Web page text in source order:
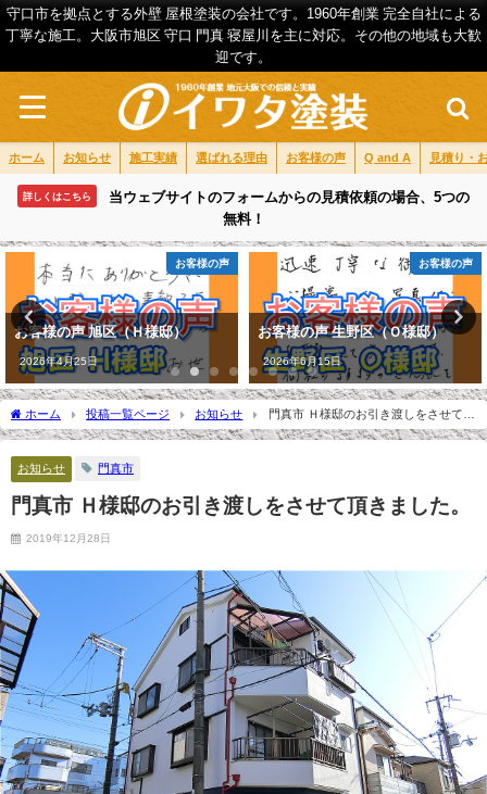
守口市を拠点とする外壁 屋根塗装の会社です。1960年創業 完全自社による
丁寧な施工。大阪市旭区 守口 門真 寝屋川を主に対応。その他の地域も大歓
迎です。
ホーム お知らせ 施工実績 選ばれる理由 お客様の声 Q and A 見積り・
詳しくはこちら
当ウェブサイトのフォームからの見積依頼の場合、5つの
無料！
お客様の声
お客様の声 旭区（Ｈ様邸）
2026年4月25日
お客様の声
お客様の声 生野区（Ｏ様邸）
2026年6月15日
ホーム 投稿一覧ページ お知らせ
門真市 Ｈ様邸のお引き渡しをさせて頂
きました。
お知らせ 門真市
門真市 Ｈ様邸のお引き渡しをさせて頂きました。
2019年12月28日